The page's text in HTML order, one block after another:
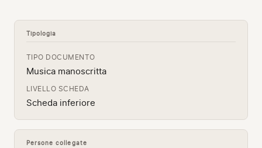
Tipologia
TIPO DOCUMENTO
Musica manoscritta
LIVELLO SCHEDA
Scheda inferiore
Persone collegate